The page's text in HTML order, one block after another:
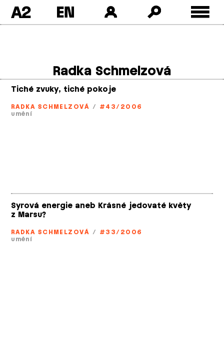
A2
Radka Schmelzová
Tiché zvuky, tiché pokoje
RADKA SCHMELZOVÁ / #43/2006
umění
Syrová energie aneb Krásné jedovaté květy
z Marsu?
RADKA SCHMELZOVÁ / #33/2006
umění